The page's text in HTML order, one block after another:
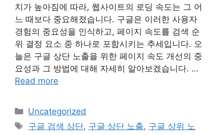
치가 높아짐에 따라, 웹사이트의 로딩 속도는 그 어
느 때보다 중요해졌습니다. 구글은 이러한 사용자
경험의 중요성을 인식하고, 페이지 속도를 검색 순
위 결정 요소 중 하나로 포함시키는 추세입니다. 오
늘은 구글 상단 노출을 위한 페이지 속도 개선의 중
요성과 그 방법에 대해 자세히 알아보겠습니다. …
Read more
Categories
Uncategorized
Tags
구글 검색 상단, 구글 상단 노출, 구글 상위 노